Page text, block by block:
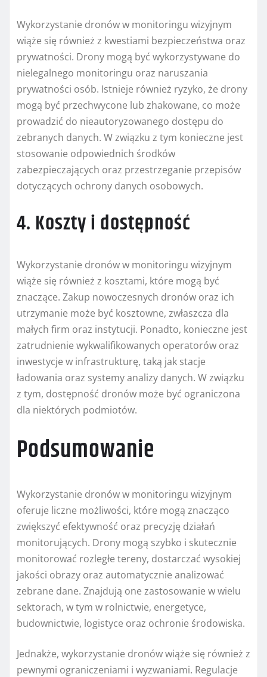
Wykorzystanie dronów w monitoringu wizyjnym
wiąże się również z kwestiami bezpieczeństwa oraz
prywatności. Drony mogą być wykorzystywane do
nielegalnego monitoringu oraz naruszania
prywatności osób. Istnieje również ryzyko, że drony
mogą być przechwycone lub zhakowane, co może
prowadzić do nieautoryzowanego dostępu do
zebranych danych. W związku z tym konieczne jest
stosowanie odpowiednich środków
zabezpieczających oraz przestrzeganie przepisów
dotyczących ochrony danych osobowych.
4. Koszty i dostępność
Wykorzystanie dronów w monitoringu wizyjnym
wiąże się również z kosztami, które mogą być
znaczące. Zakup nowoczesnych dronów oraz ich
utrzymanie może być kosztowne, zwłaszcza dla
małych firm oraz instytucji. Ponadto, konieczne jest
zatrudnienie wykwalifikowanych operatorów oraz
inwestycje w infrastrukturę, taką jak stacje
ładowania oraz systemy analizy danych. W związku
z tym, dostępność dronów może być ograniczona
dla niektórych podmiotów.
Podsumowanie
Wykorzystanie dronów w monitoringu wizyjnym
oferuje liczne możliwości, które mogą znacząco
zwiększyć efektywność oraz precyzję działań
monitorujących. Drony mogą szybko i skutecznie
monitorować rozległe tereny, dostarczać wysokiej
jakości obrazy oraz automatycznie analizować
zebrane dane. Znajdują one zastosowanie w wielu
sektorach, w tym w rolnictwie, energetyce,
budownictwie, logistyce oraz ochronie środowiska.
Jednakże, wykorzystanie dronów wiąże się również z
pewnymi ograniczeniami i wyzwaniami. Regulacje